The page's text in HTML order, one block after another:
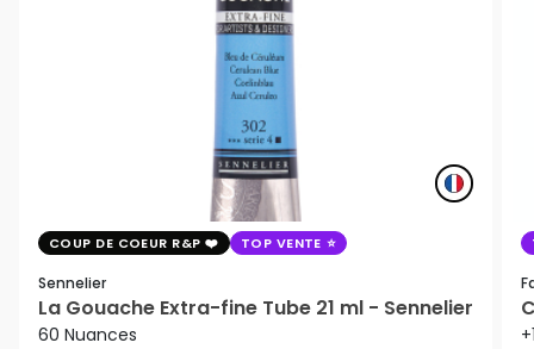
COUP DE COEUR R&P TOP VENTE
Sennelier
La Gouache Extra-fine Tube 21 ml - Sennelier
60 Nuances